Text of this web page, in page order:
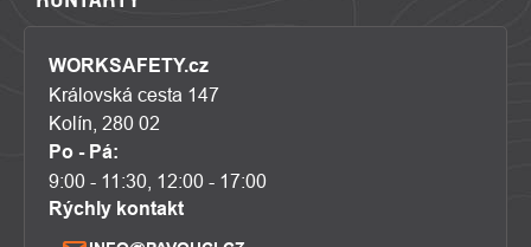
WORKSAFETY.cz
Královská cesta 147
Kolín, 280 02
Po - Pá:
9:00 - 11:30, 12:00 - 17:00
Rýchly kontakt